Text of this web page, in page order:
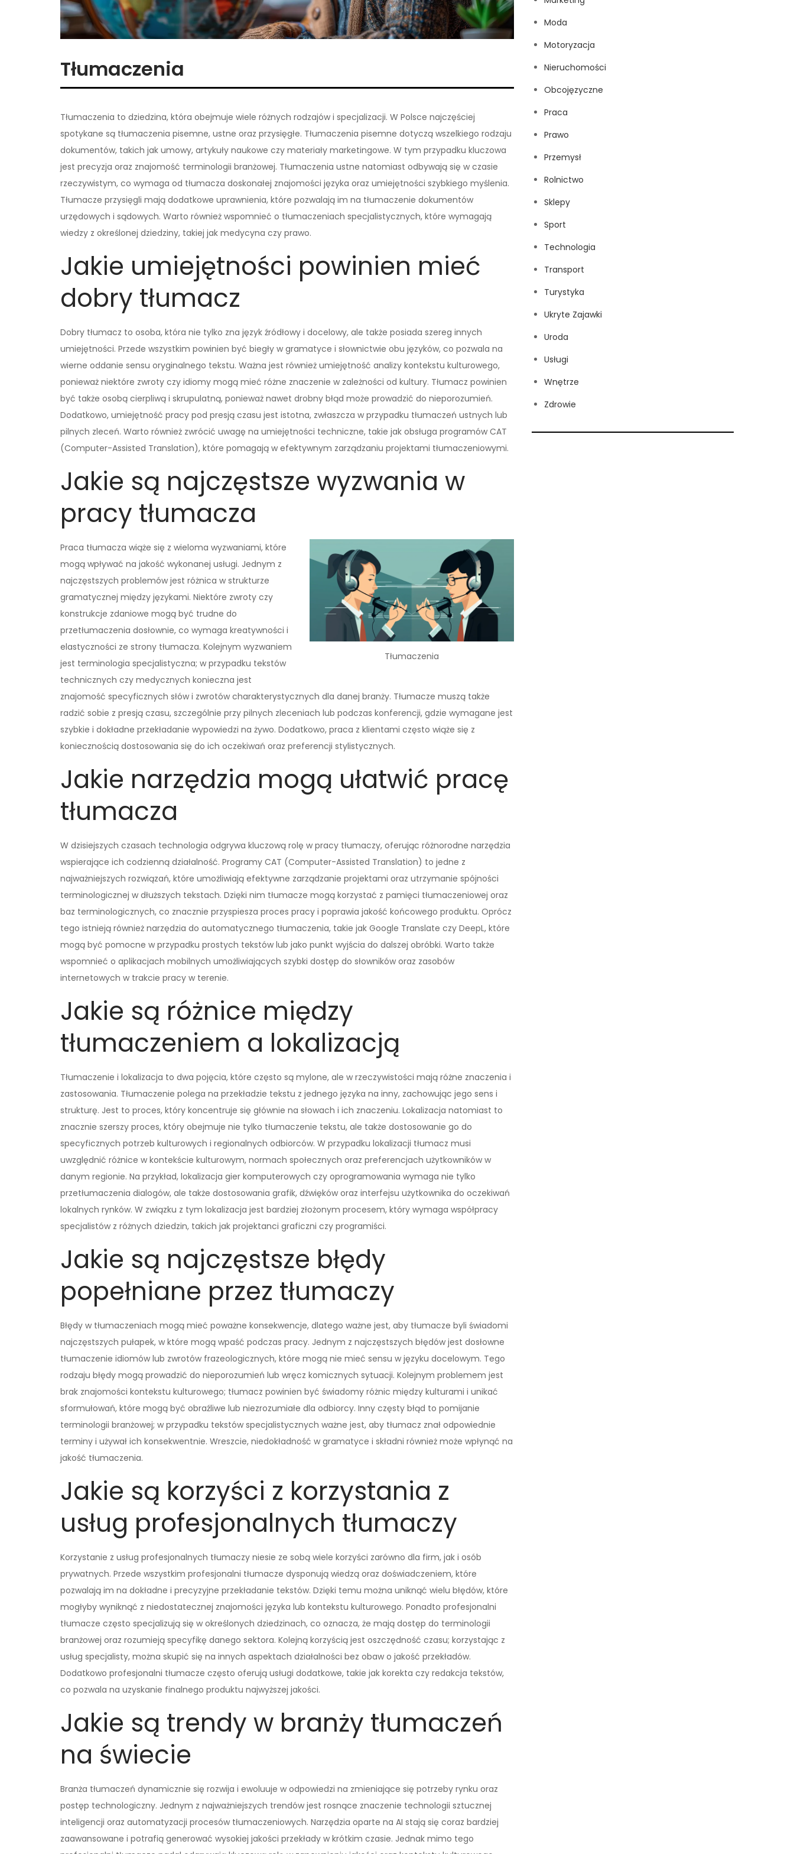
Tłumaczenia
Tłumaczenia to dziedzina, która obejmuje wiele różnych rodzajów i specjalizacji. W Polsce najczęściej
spotykane są tłumaczenia pisemne, ustne oraz przysięgłe. Tłumaczenia pisemne dotyczą wszelkiego rodzaju
dokumentów, takich jak umowy, artykuły naukowe czy materiały marketingowe. W tym przypadku kluczowa
jest precyzja oraz znajomość terminologii branżowej. Tłumaczenia ustne natomiast odbywają się w czasie
rzeczywistym, co wymaga od tłumacza doskonałej znajomości języka oraz umiejętności szybkiego myślenia.
Tłumacze przysięgli mają dodatkowe uprawnienia, które pozwalają im na tłumaczenie dokumentów
urzędowych i sądowych. Warto również wspomnieć o tłumaczeniach specjalistycznych, które wymagają
wiedzy z określonej dziedziny, takiej jak medycyna czy prawo.
Jakie umiejętności powinien mieć
dobry tłumacz
Dobry tłumacz to osoba, która nie tylko zna język źródłowy i docelowy, ale także posiada szereg innych
umiejętności. Przede wszystkim powinien być biegły w gramatyce i słownictwie obu języków, co pozwala na
wierne oddanie sensu oryginalnego tekstu. Ważna jest również umiejętność analizy kontekstu kulturowego,
ponieważ niektóre zwroty czy idiomy mogą mieć różne znaczenie w zależności od kultury. Tłumacz powinien
być także osobą cierpliwą i skrupulatną, ponieważ nawet drobny błąd może prowadzić do nieporozumień.
Dodatkowo, umiejętność pracy pod presją czasu jest istotna, zwłaszcza w przypadku tłumaczeń ustnych lub
pilnych zleceń. Warto również zwrócić uwagę na umiejętności techniczne, takie jak obsługa programów CAT
(Computer-Assisted Translation), które pomagają w efektywnym zarządzaniu projektami tłumaczeniowymi.
Jakie są najczęstsze wyzwania w
pracy tłumacza
Tłumaczenia
Praca tłumacza wiąże się z wieloma wyzwaniami, które
mogą wpływać na jakość wykonanej usługi. Jednym z
najczęstszych problemów jest różnica w strukturze
gramatycznej między językami. Niektóre zwroty czy
konstrukcje zdaniowe mogą być trudne do
przetłumaczenia dosłownie, co wymaga kreatywności i
elastyczności ze strony tłumacza. Kolejnym wyzwaniem
jest terminologia specjalistyczna; w przypadku tekstów
technicznych czy medycznych konieczna jest
znajomość specyficznych słów i zwrotów charakterystycznych dla danej branży. Tłumacze muszą także
radzić sobie z presją czasu, szczególnie przy pilnych zleceniach lub podczas konferencji, gdzie wymagane jest
szybkie i dokładne przekładanie wypowiedzi na żywo. Dodatkowo, praca z klientami często wiąże się z
koniecznością dostosowania się do ich oczekiwań oraz preferencji stylistycznych.
Jakie narzędzia mogą ułatwić pracę
tłumacza
W dzisiejszych czasach technologia odgrywa kluczową rolę w pracy tłumaczy, oferując różnorodne narzędzia
wspierające ich codzienną działalność. Programy CAT (Computer-Assisted Translation) to jedne z
najważniejszych rozwiązań, które umożliwiają efektywne zarządzanie projektami oraz utrzymanie spójności
terminologicznej w dłuższych tekstach. Dzięki nim tłumacze mogą korzystać z pamięci tłumaczeniowej oraz
baz terminologicznych, co znacznie przyspiesza proces pracy i poprawia jakość końcowego produktu. Oprócz
tego istnieją również narzędzia do automatycznego tłumaczenia, takie jak Google Translate czy DeepL, które
mogą być pomocne w przypadku prostych tekstów lub jako punkt wyjścia do dalszej obróbki. Warto także
wspomnieć o aplikacjach mobilnych umożliwiających szybki dostęp do słowników oraz zasobów
internetowych w trakcie pracy w terenie.
Jakie są różnice między
tłumaczeniem a lokalizacją
Tłumaczenie i lokalizacja to dwa pojęcia, które często są mylone, ale w rzeczywistości mają różne znaczenia i
zastosowania. Tłumaczenie polega na przekładzie tekstu z jednego języka na inny, zachowując jego sens i
strukturę. Jest to proces, który koncentruje się głównie na słowach i ich znaczeniu. Lokalizacja natomiast to
znacznie szerszy proces, który obejmuje nie tylko tłumaczenie tekstu, ale także dostosowanie go do
specyficznych potrzeb kulturowych i regionalnych odbiorców. W przypadku lokalizacji tłumacz musi
uwzględnić różnice w kontekście kulturowym, normach społecznych oraz preferencjach użytkowników w
danym regionie. Na przykład, lokalizacja gier komputerowych czy oprogramowania wymaga nie tylko
przetłumaczenia dialogów, ale także dostosowania grafik, dźwięków oraz interfejsu użytkownika do oczekiwań
lokalnych rynków. W związku z tym lokalizacja jest bardziej złożonym procesem, który wymaga współpracy
specjalistów z różnych dziedzin, takich jak projektanci graficzni czy programiści.
Jakie są najczęstsze błędy
popełniane przez tłumaczy
Błędy w tłumaczeniach mogą mieć poważne konsekwencje, dlatego ważne jest, aby tłumacze byli świadomi
najczęstszych pułapek, w które mogą wpaść podczas pracy. Jednym z najczęstszych błędów jest dosłowne
tłumaczenie idiomów lub zwrotów frazeologicznych, które mogą nie mieć sensu w języku docelowym. Tego
rodzaju błędy mogą prowadzić do nieporozumień lub wręcz komicznych sytuacji. Kolejnym problemem jest
brak znajomości kontekstu kulturowego; tłumacz powinien być świadomy różnic między kulturami i unikać
sformułowań, które mogą być obraźliwe lub niezrozumiałe dla odbiorcy. Inny częsty błąd to pomijanie
terminologii branżowej; w przypadku tekstów specjalistycznych ważne jest, aby tłumacz znał odpowiednie
terminy i używał ich konsekwentnie. Wreszcie, niedokładność w gramatyce i składni również może wpłynąć na
jakość tłumaczenia.
Jakie są korzyści z korzystania z
usług profesjonalnych tłumaczy
Korzystanie z usług profesjonalnych tłumaczy niesie ze sobą wiele korzyści zarówno dla firm, jak i osób
prywatnych. Przede wszystkim profesjonalni tłumacze dysponują wiedzą oraz doświadczeniem, które
pozwalają im na dokładne i precyzyjne przekładanie tekstów. Dzięki temu można uniknąć wielu błędów, które
mogłyby wyniknąć z niedostatecznej znajomości języka lub kontekstu kulturowego. Ponadto profesjonalni
tłumacze często specjalizują się w określonych dziedzinach, co oznacza, że mają dostęp do terminologii
branżowej oraz rozumieją specyfikę danego sektora. Kolejną korzyścią jest oszczędność czasu; korzystając z
usług specjalisty, można skupić się na innych aspektach działalności bez obaw o jakość przekładów.
Dodatkowo profesjonalni tłumacze często oferują usługi dodatkowe, takie jak korekta czy redakcja tekstów,
co pozwala na uzyskanie finalnego produktu najwyższej jakości.
Jakie są trendy w branży tłumaczeń
na świecie
Branża tłumaczeń dynamicznie się rozwija i ewoluuje w odpowiedzi na zmieniające się potrzeby rynku oraz
postęp technologiczny. Jednym z najważniejszych trendów jest rosnące znaczenie technologii sztucznej
inteligencji oraz automatyzacji procesów tłumaczeniowych. Narzędzia oparte na AI stają się coraz bardziej
zaawansowane i potrafią generować wysokiej jakości przekłady w krótkim czasie. Jednak mimo tego
Moda
Motoryzacja
Nieruchomości
Obcojęzyczne
Praca
Prawo
Przemysł
Rolnictwo
Sklepy
Sport
Technologia
Transport
Turystyka
Ukryte Zajawki
Uroda
Usługi
Wnętrze
Zdrowie